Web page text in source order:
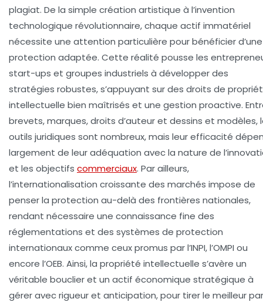
plagiat. De la simple création artistique à l’invention
technologique révolutionnaire, chaque actif immatériel
nécessite une attention particulière pour bénéficier d’une
protection adaptée. Cette réalité pousse les
start-ups et groupes industriels à développer des
stratégies robustes, s’appuyant sur des droits de
intellectuelle bien maîtrisés et une gestion proactive.
brevets, marques, droits d’auteur et dessins et modèles,
outils juridiques sont nombreux, mais leur efficacité
largement de leur adéquation avec la nature de
et les objectifs commerciaux. Par ailleurs,
l’internationalisation croissante des marchés impose de
penser la protection au-delà des frontières nationales,
rendant nécessaire une connaissance fine des
réglementations et des systèmes de protection
internationaux comme ceux promus par l’INPI, l’OMPI ou
encore l’OEB. Ainsi, la propriété intellectuelle s’avère un
véritable bouclier et un actif économique stratégique à
gérer avec rigueur et anticipation, pour tirer le meilleur